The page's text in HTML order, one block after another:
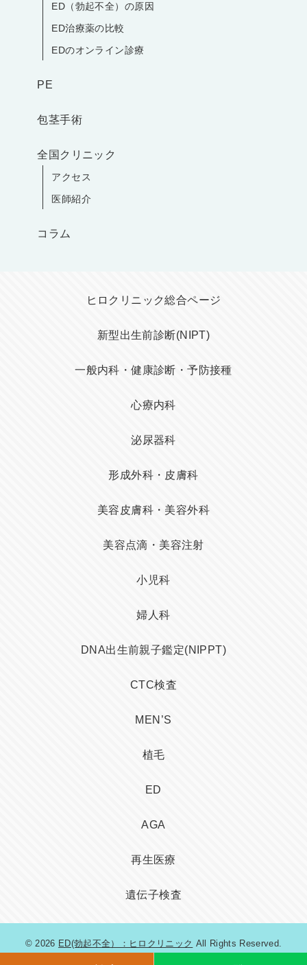
ED（勃起不全）の原因
ED治療薬の比較
EDのオンライン診療
PE
包茎手術
全国クリニック
アクセス
医師紹介
コラム
ヒロクリニック総合ページ
新型出生前診断(NIPT)
一般内科・健康診断・予防接種
心療内科
泌尿器科
形成外科・皮膚科
美容皮膚科・美容外科
美容点滴・美容注射
小児科
婦人科
DNA出生前親子鑑定(NIPPT)
CTC検査
MEN’S
植毛
ED
AGA
再生医療
遺伝子検査
© 2026 ED(勃起不全）：ヒロクリニック All Rights Reserved.